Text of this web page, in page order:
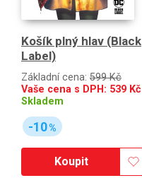
Košík plný hlav (Black
Label)
Základní cena: 599 Kč
Vaše cena s DPH: 539 Kč
Skladem
-10%
Koupit